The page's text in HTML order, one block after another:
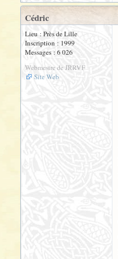
Cédric
Lieu : Près de Lille
Inscription : 1999
Messages : 6 026
Webmestre de JRRVF
Site Web